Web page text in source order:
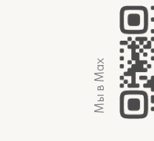
Мы в Max